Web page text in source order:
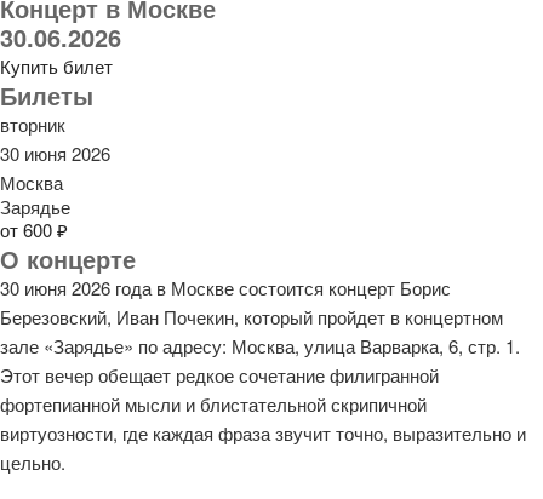
Концерт в Москве
30.06.2026
Купить билет
Билеты
вторник
30 июня 2026
Москва
Зарядье
от 600 ₽
О концерте
30 июня 2026 года в Москве состоится концерт Борис
Березовский, Иван Почекин, который пройдет в концертном
зале «Зарядье» по адресу: Москва, улица Варварка, 6, стр. 1.
Этот вечер обещает редкое сочетание филигранной
фортепианной мысли и блистательной скрипичной
виртуозности, где каждая фраза звучит точно, выразительно и
цельно.